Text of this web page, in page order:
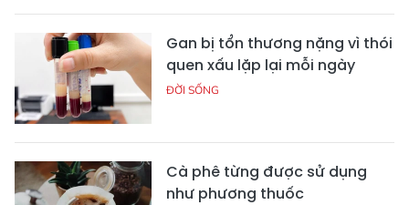
Gan bị tổn thương nặng vì thói
quen xấu lặp lại mỗi ngày
ĐỜI SỐNG
Cà phê từng được sử dụng
như phương thuốc